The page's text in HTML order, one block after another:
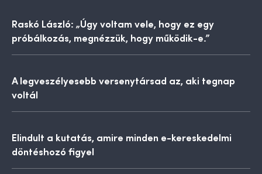
Raskó László: „Úgy voltam vele, hogy ez egy
próbálkozás, megnézzük, hogy működik-e.”
A legveszélyesebb versenytársad az, aki tegnap
voltál
Elindult a kutatás, amire minden e-kereskedelmi
döntéshozó figyel